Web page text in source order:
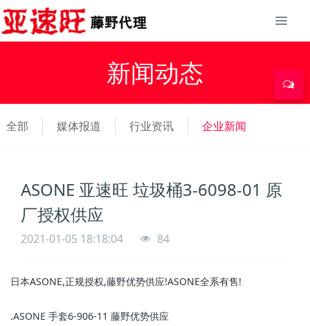
新闻动态
全部 媒体报道 行业资讯 企业新闻
ASONE 亚速旺 垃圾桶3-6098-01 原
厂授权供应
2021-01-05 18:18:04 84
日本ASONE,正规授权,藤野优势供应!ASONE全系有售!
.ASONE 手套6-906-11 藤野优势供应